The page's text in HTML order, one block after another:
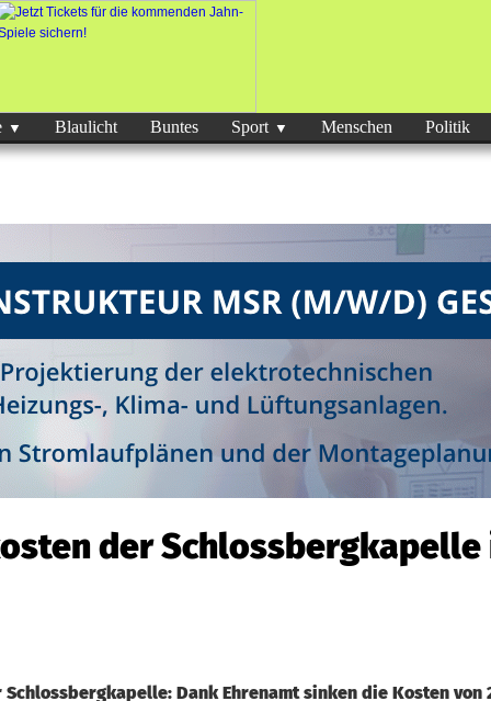
Blaulicht Buntes Sport Menschen Politik
der Schlossbergkapelle
Dank Ehrenamt sinken die Kosten von